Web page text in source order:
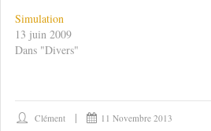
Simulation
13 juin 2009
Dans "Divers"
Clément 11 Novembre 2013